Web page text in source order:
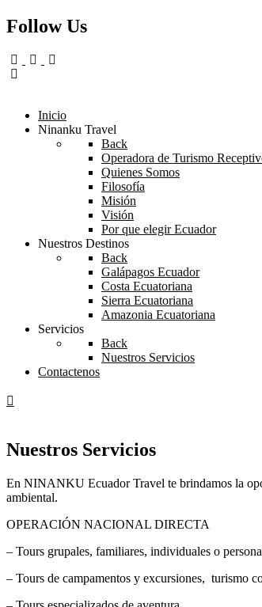
Follow Us
Inicio
Ninanku Travel
Back
Operadora de Turismo
Quienes Somos
Filosofía
Misión
Visión
Por que elegir Ecuador
Nuestros Destinos
Back
Galápagos Ecuador
Costa Ecuatoriana
Sierra Ecuatoriana
Amazonia Ecuatoriana
Servicios
Back
Nuestros Servicios
Contactenos
Nuestros Servicios
En NINANKU Ecuador Travel te brindamos la
ambiental.
OPERACIÓN NACIONAL DIRECTA
– Tours grupales, familiares, individuales o
– Tours de campamentos y excursiones, turismo